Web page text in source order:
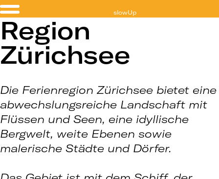
slowUp
Region
Zürichsee
Die Ferienregion Zürichsee bietet eine
abwechslungsreiche Landschaft mit
Flüssen und Seen, eine idyllische
Bergwelt, weite Ebenen sowie
malerische Städte und Dörfer.